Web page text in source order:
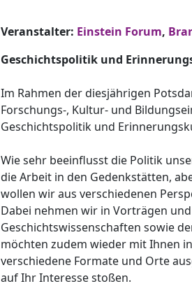
Veranstalter: Einstein Forum,
Geschichtspolitik und
Im Rahmen der diesjährigen
Forschungs-, Kultur- und
Geschichtspolitik und
Wie sehr beeinflusst die Politik
die Arbeit in den Gedenkstätten,
wollen wir aus verschiedenen
Dabei nehmen wir in Vorträgen
Geschichtswissenschaften sowie
möchten zudem wieder mit Ihnen
verschiedene Formate und Orte
auf Ihr Interesse stoßen.